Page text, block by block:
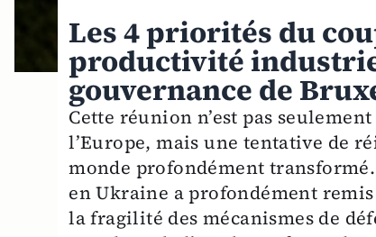
Les 4 priorités du
productivité
gouvernance de
Cette réunion n’est pas
l’Europe, mais une tentative de
monde profondément
en Ukraine a profondément
la fragilité des mécanismes de